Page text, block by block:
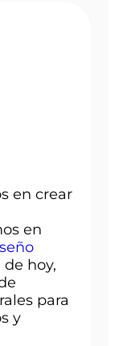
en crear
en
de hoy,
para
y